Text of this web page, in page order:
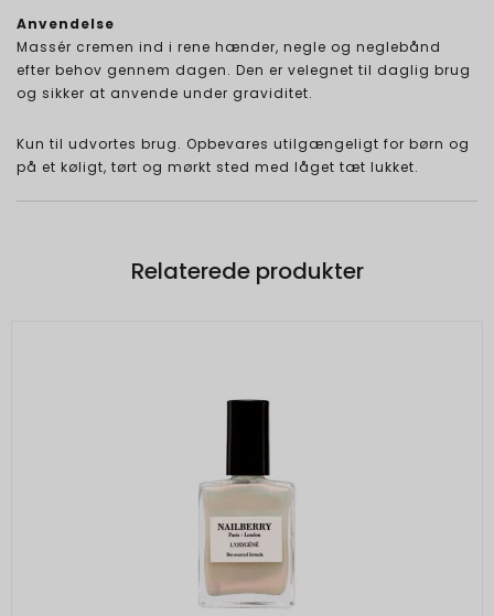
Anvendelse
Massér cremen ind i rene hænder, negle og neglebånd
efter behov gennem dagen. Den er velegnet til daglig brug
og sikker at anvende under graviditet.
Kun til udvortes brug. Opbevares utilgængeligt for børn og
på et køligt, tørt og mørkt sted med låget tæt lukket.
Relaterede produkter